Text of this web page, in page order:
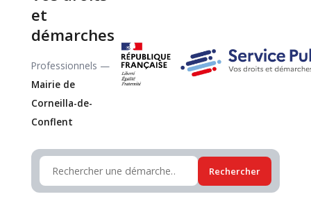
et
démarches
Professionnels —
Mairie de
Corneilla-de-
Conflent
Rechercher